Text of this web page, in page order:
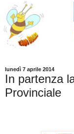
lunedì 7 aprile 2014
In partenza
Provinciale